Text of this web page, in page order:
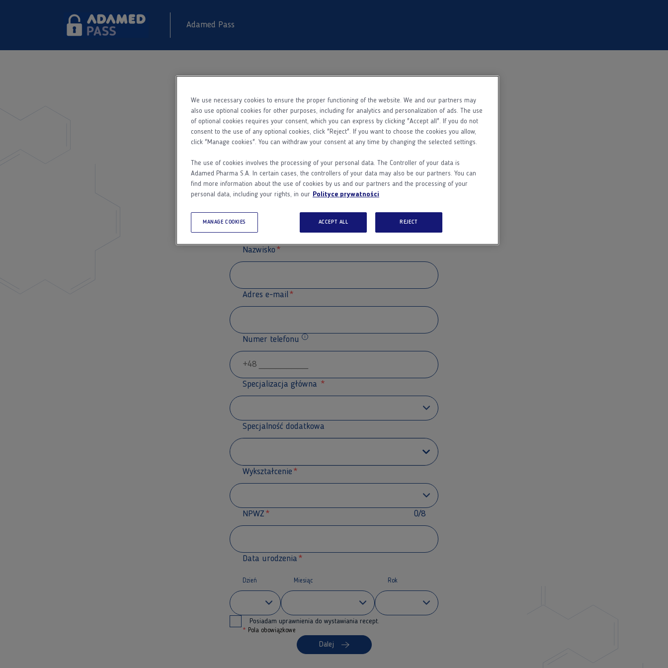
Adamed Pass
Dane
podstawowe
Rejestracja Aktywacja konta
Kim jesteś?
Lekarzem Farmaceutą Pielęgniarką
Nazwisko
Adres e-mail
Numer telefonu
Specjalizacja główna
Specjalność dodatkowa
Wykształcenie
NPWZ 0/8
Data urodzenia
Dzień Miesiąc Rok
Posiadam uprawnienia do wystawiania recept.
* Pola obowiązkowe
Dalej
We use necessary cookies to ensure the proper functioning of the website. We and our partners may
also use optional cookies for other purposes, including for analytics and personalization of ads. The use
of optional cookies requires your consent, which you can express by clicking "Accept all". If you do not
consent to the use of any optional cookies, click "Reject". If you want to choose the cookies you allow,
click "Manage cookies". You can withdraw your consent at any time by changing the selected settings.
The use of cookies involves the processing of your personal data. The Controller of your data is
Adamed Pharma S.A. In certain cases, the controllers of your data may also be our partners. You can
find more information about the use of cookies by us and our partners and the processing of your
personal data, including your rights, in our Polityce prywatności
ACCEPT ALL REJECT
MANAGE COOKIES